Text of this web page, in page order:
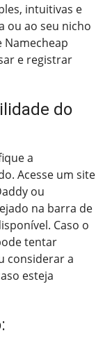
intuitivas e
ou ao seu nicho
Namecheap
e registrar
do
a
Acesse um site
ou
na barra de
Caso o
tentar
considerar a
esteja